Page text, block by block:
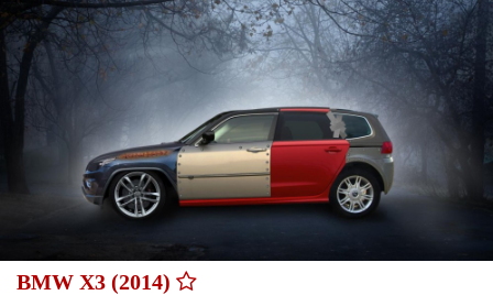
BMW X3 (2014)